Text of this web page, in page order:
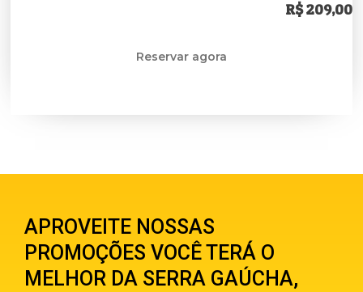
R$ 209,00
Reservar agora
APROVEITE NOSSAS
PROMOÇÕES VOCÊ TERÁ O
MELHOR DA SERRA GAÚCHA,